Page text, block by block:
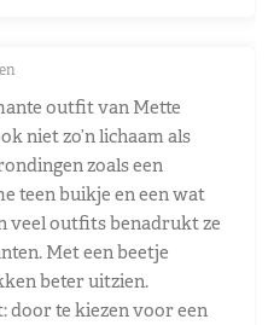
outfit van Mette
niet zo’n lichaam als
zoals een
teen buikje en een wat
veel outfits benadrukt ze
Met een beetje
beter uitzien.
door te kiezen voor een